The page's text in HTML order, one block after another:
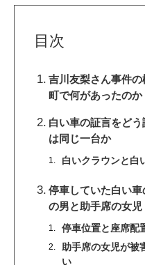
目次
吉川友梨さん事件
町で何があったのか
白い車の証言をど
は同じ一台か
白いクラウンと白
停車していた白い
の男と助手席の女児
停車位置と座席配
助手席の女児が被
い